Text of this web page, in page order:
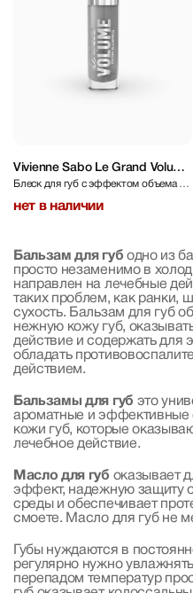
Vivienne Sabo Le Grand Volume
Extra Plumping
Блеск для губ с эффектом объема и
нет в наличии
Бальзам для губ одно из
просто незаменимо в
направлен на лечебные
таких проблем, как ранки,
сухость. Бальзам для губ
нежную кожу губ,
действие и содержать для
обладать
действием.
Бальзамы для губ это
ароматные и эффективные
кожи губ, которые
лечебное действие.
Масло для губ оказывает
эффект, надежную защиту
среды и обеспечивает
смоете. Масло для губ не
Губы нуждаются в
регулярно нужно
перепадом температур